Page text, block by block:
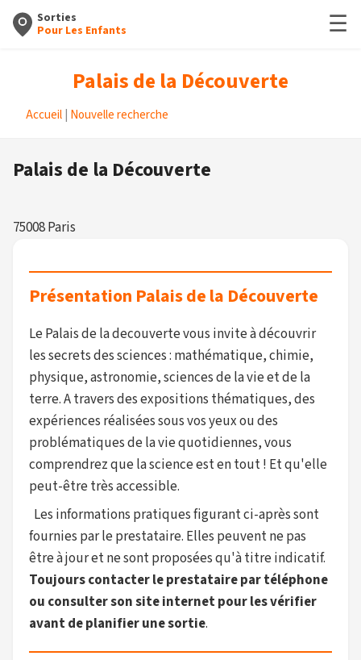
Sorties
Pour Les Enfants
☰
Palais de la Découverte
Accueil Nouvelle recherche
Palais de la Découverte
75008 Paris
Présentation Palais de la Découverte
Le Palais de la decouverte vous invite à découvrir
les secrets des sciences : mathématique, chimie,
physique, astronomie, sciences de la vie et de la
terre. A travers des expositions thématiques, des
expériences réalisées sous vos yeux ou des
problématiques de la vie quotidiennes, vous
comprendrez que la science est en tout ! Et qu'elle
peut-être très accessible.
Les informations pratiques figurant ci-après sont
fournies par le prestataire. Elles peuvent ne pas
être à jour et ne sont proposées qu'à titre indicatif.
Toujours contacter le prestataire par téléphone
ou consulter son site internet pour les vérifier
avant de planifier une sortie.